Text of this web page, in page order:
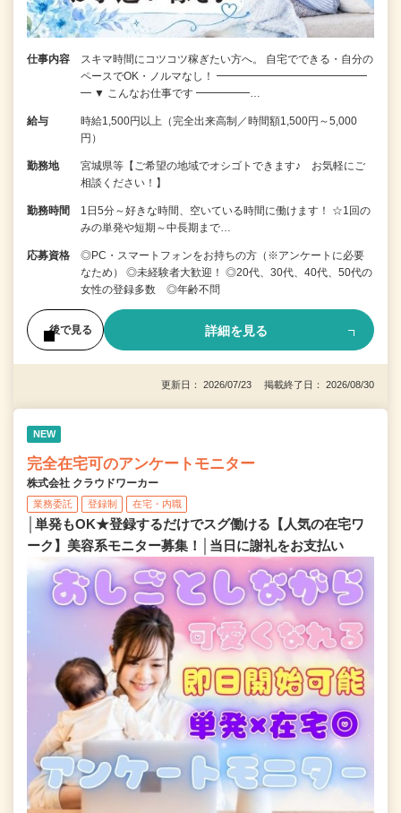
仕事内容
スキマ時間にコツコツ稼ぎたい方へ。 自宅でできる・自分の
ペースでOK・ノルマなし！ ━━━━━━━━━━━━━━
━ ▼ こんなお仕事です ━━━━━…
給与
時給1,500円以上（完全出来高制／時間額1,500円～5,000
円）
勤務地
宮城県等【ご希望の地域でオシゴトできます♪ お気軽にご
相談ください！】
勤務時間
1日5分～好きな時間、空いている時間に働けます！ ☆1回の
みの単発や短期～中長期まで…
応募資格
◎PC・スマートフォンをお持ちの方（※アンケートに必要
なため） ◎未経験者大歓迎！ ◎20代、30代、40代、50代の
女性の登録多数 ◎年齢不問
後で見る 詳細を見る
更新日： 2026/07/23 掲載終了日： 2026/08/30
NEW
完全在宅可のアンケートモニター
株式会社 クラウドワーカー
業務委託 登録制 在宅・内職
│単発もOK★登録するだけでスグ働ける【人気の在宅ワ
ーク】美容系モニター募集！│当日に謝礼をお支払い